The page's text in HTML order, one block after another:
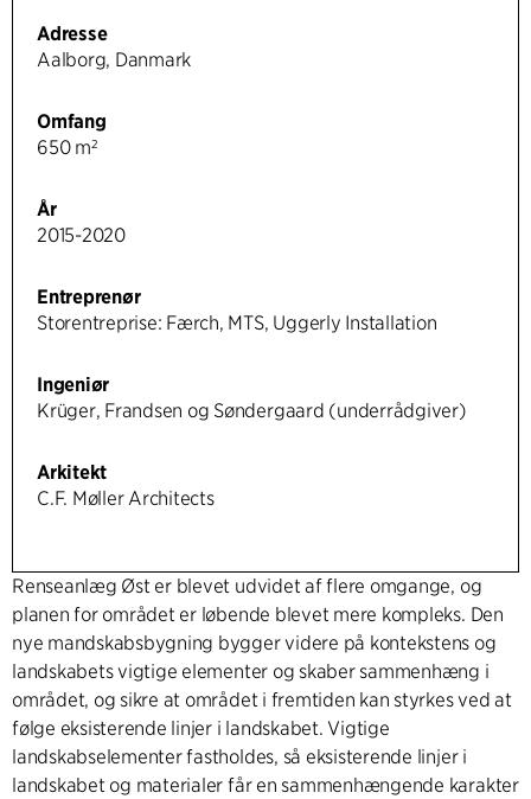
Adresse
Aalborg, Danmark
Omfang
650 m²
År
2015-2020
Entreprenør
Storentreprise: Færch, MTS, Uggerly Installation
Ingeniør
Krüger, Frandsen og Søndergaard (underrådgiver)
Arkitekt
C.F. Møller Architects
Renseanlæg Øst er blevet udvidet af flere omgange, og
planen for området er løbende blevet mere kompleks. Den
nye mandskabsbygning bygger videre på kontekstens og
landskabets vigtige elementer og skaber sammenhæng i
området, og sikre at området i fremtiden kan styrkes ved at
følge eksisterende linjer i landskabet. Vigtige
landskabselementer fastholdes, så eksisterende linjer i
landskabet og materialer får en sammenhængende karakter